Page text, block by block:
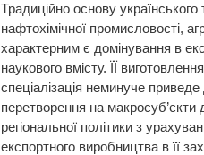
Традиційно основу
нафтохімічної промисловості,
характерним є домінування в
наукового вмісту. ЇЇ
спеціалізація неминуче
перетворення на
регіональної політики з
експортного виробництва в її